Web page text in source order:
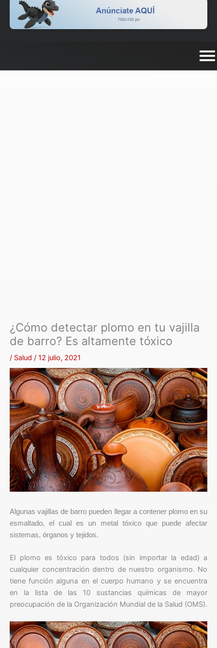
¿Cómo detectar plomo en tu vajilla
de barro? Es altamente tóxico
/ Salud / 12 julio, 2021
Algunas vajillas de barro pueden llegar a contener plomo en su
esmaltado, el cual es un metal tóxico que puede afectar
sistemas, órganos y tejidos.
El plomo es tóxico para todos (sin importar la edad) a
cualquier concentración dentro de nuestro organismo. No
tiene función alguna en el cuerpo humano y se encuentra
en la lista de las 10 sustancias químicas de mayor
preocupación de la Organización Mundial de la Salud (OMS).